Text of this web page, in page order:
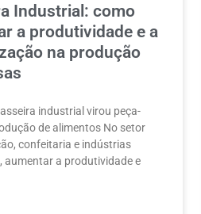
Industrial: como
a produtividade e a
na produção
industrial virou peça-
de alimentos No setor
confeitaria e indústrias
aumentar a produtividade e